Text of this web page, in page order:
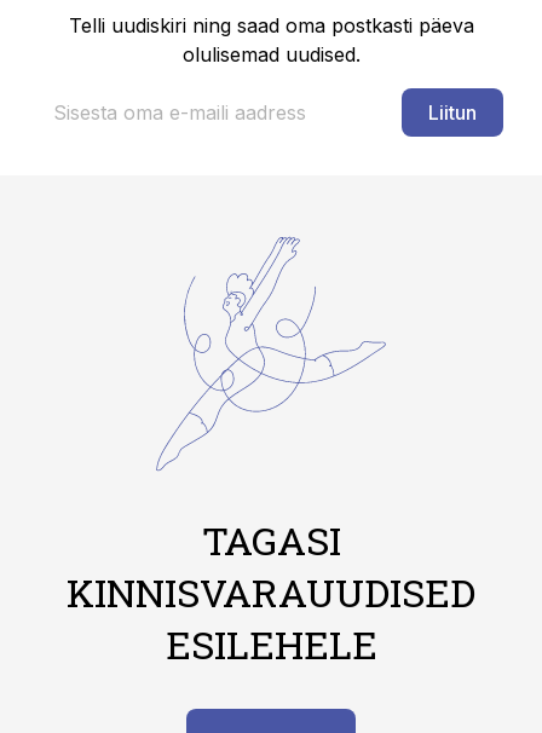
Telli uudiskiri ning saad oma postkasti päeva
olulisemad uudised.
Liitun
TAGASI
KINNISVARAUUDISED
ESILEHELE